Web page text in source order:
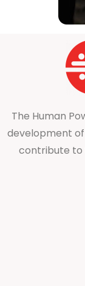
The Human
development
contribute to